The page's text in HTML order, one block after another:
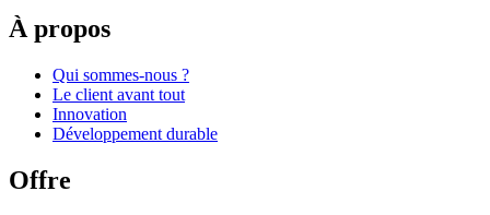
À propos
Qui sommes-nous ?
Le client avant tout
Innovation
Développement durable
Offre